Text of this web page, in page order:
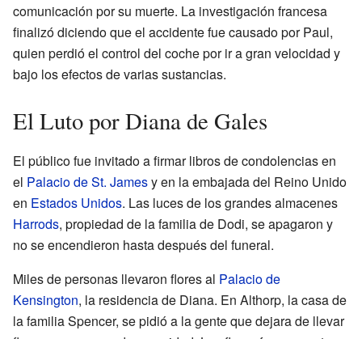
comunicación por su muerte. La investigación francesa
finalizó diciendo que el accidente fue causado por Paul,
quien perdió el control del coche por ir a gran velocidad y
bajo los efectos de varias sustancias.
El Luto por Diana de Gales
El público fue invitado a firmar libros de condolencias en
el Palacio de St. Jamesy en la embajada del Reino Unido
en Estados Unidos. Las luces de los grandes almacenes
Harrods, propiedad de la familia de Dodi, se apagaron y
no se encendieron hasta después del funeral.
Miles de personas llevaron flores al Palacio de
Kensington, la residencia de Diana. En Althorp, la casa de
la familia Spencer, se pidió a la gente que dejara de llevar